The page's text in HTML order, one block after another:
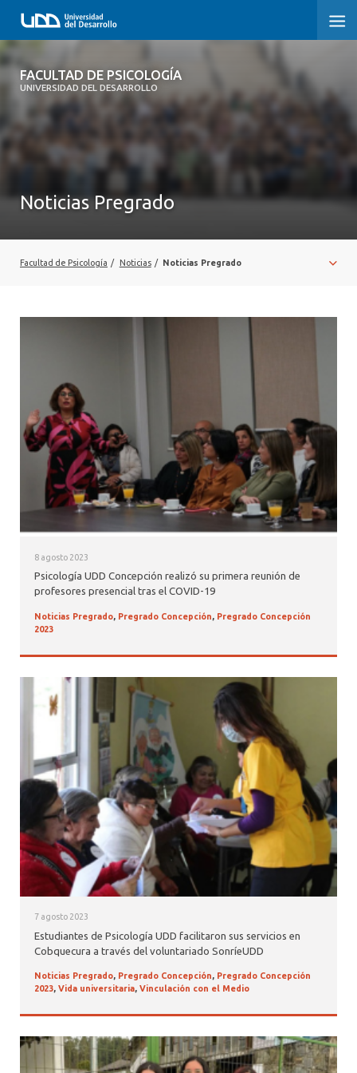
FACULTAD DE PSICOLOGÍA
UNIVERSIDAD DEL DESARROLLO
FACULTAD DE PSICOLOGÍA
SERVICIO DE PSICOLOGÍA INTEGRAL
Noticias Pregrado
Facultad de Psicología / Noticias / Noticias Pregrado
8 agosto 2023
Psicología UDD Concepción realizó su primera reunión de
profesores presencial tras el COVID-19
Noticias Pregrado, Pregrado Concepción, Pregrado Concepción
2023
7 agosto 2023
Estudiantes de Psicología UDD facilitaron sus servicios en
Cobquecura a través del voluntariado SonríeUDD
Noticias Pregrado, Pregrado Concepción, Pregrado Concepción
2023, Vida universitaria, Vinculación con el Medio